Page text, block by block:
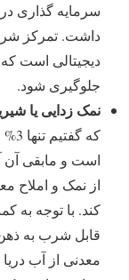
سرمایه گذاری
داشت. تمرکز
دیجیتالی است
جلوگیری شود.
نمک زدایی یا
که
است و مابقی آن
از نمک و املاح
کند. با توجه به
قابل شرب به
معدنی از آب